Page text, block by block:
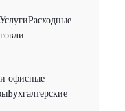
УслугиРасходные
офисные
Бухгалтерские